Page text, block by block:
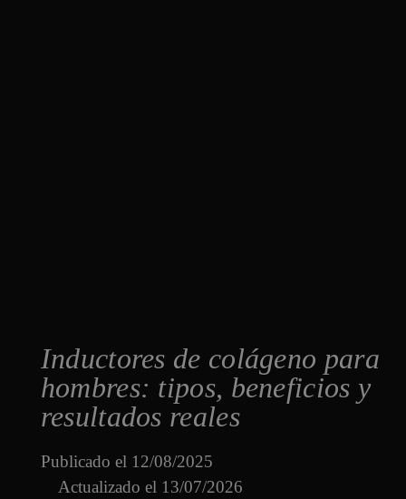
Inductores de colágeno para
hombres: tipos, beneficios y
resultados reales
Publicado el 12/08/2025
Actualizado el 13/07/2026